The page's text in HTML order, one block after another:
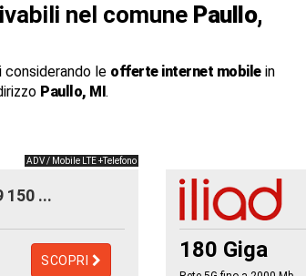
nel comune Paullo,
le offerte internet mobilein
Paullo, MI.
ADV / Mobile LTE +Telefono
150 ...
SCOPRI 180 Giga